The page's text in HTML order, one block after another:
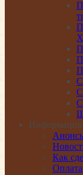
Информация
Как
Оплата